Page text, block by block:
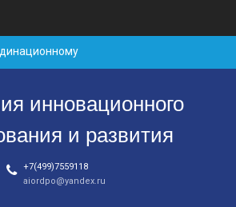
25 лет!
КЦ!
инновационного
и развития
+7(499)7559118
aiordpo@yandex.ru